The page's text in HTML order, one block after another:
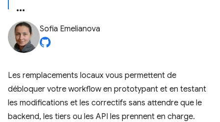
Sofia Emelianova
Les remplacements locaux vous permettent de
débloquer votre workflow en prototypant et en testant
les modifications et les correctifs sans attendre que le
backend, les tiers ou les API les prennent en charge.